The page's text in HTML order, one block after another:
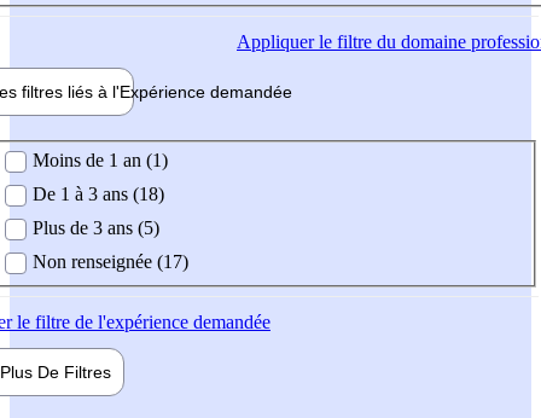
Appliquerle filtre du domaine
filtres liés à l'Expérience demandée
demandée
Moins de 1 an (1)
De 1 à 3 ans (18)
Plus de 3 ans (5)
Non renseignée (17)
le filtre de l'expérience demandée
Plus De Filtres